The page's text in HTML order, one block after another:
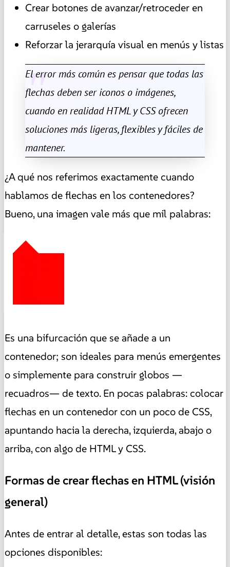
Crear botones de avanzar/retroceder en
carruseles o galerías
Reforzar la jerarquía visual en menús y listas
El error más común es pensar que todas las
flechas deben ser iconos o imágenes,
cuando en realidad HTML y CSS ofrecen
soluciones más ligeras, flexibles y fáciles de
mantener.
¿A qué nos referimos exactamente cuando
hablamos de flechas en los contenedores?
Bueno, una imagen vale más que mil palabras:
Es una bifurcación que se añade a un
contenedor; son ideales para menús emergentes
o simplemente para construir globos —
recuadros— de texto. En pocas palabras: colocar
flechas en un contenedor con un poco de CSS,
apuntando hacia la derecha, izquierda, abajo o
arriba, con algo de HTML y CSS.
Formas de crear flechas en HTML (visión
general)
Antes de entrar al detalle, estas son todas las
opciones disponibles: